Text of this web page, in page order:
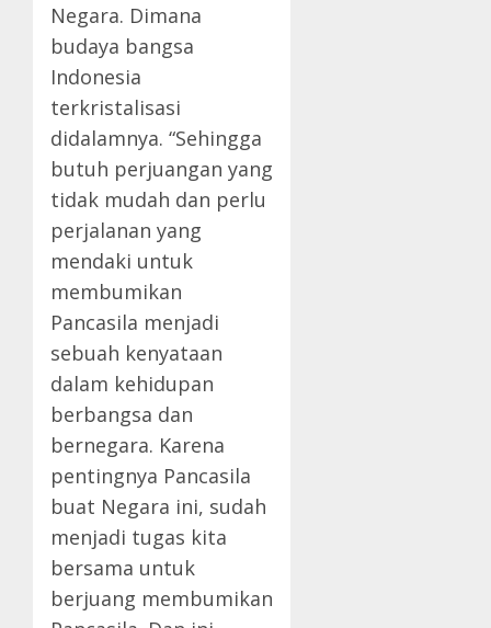
Negara. Dimana
budaya bangsa
Indonesia
terkristalisasi
didalamnya. “Sehingga
butuh perjuangan yang
tidak mudah dan perlu
perjalanan yang
mendaki untuk
membumikan
Pancasila menjadi
sebuah kenyataan
dalam kehidupan
berbangsa dan
bernegara. Karena
pentingnya Pancasila
buat Negara ini, sudah
menjadi tugas kita
bersama untuk
berjuang membumikan